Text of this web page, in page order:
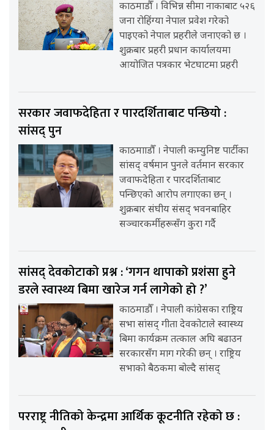
काठमाडौँ । विभिन्न सीमा नाकाबाट ५२६
जना रोहिंग्या नेपाल प्रवेश गरेको
पाइएको नेपाल प्रहरीले जनाएको छ ।
शुक्रबार प्रहरी प्रधान कार्यालयमा
आयोजित पत्रकार भेटघाटमा प्रहरी
सरकार जवाफदेहिता र पारदर्शिताबाट पन्छियो :
सांसद् पुन
काठमााडौँ । नेपाली कम्युनिष्ट पार्टीका
सांसद् वर्षमान पुनले वर्तमान सरकार
जवाफदेहिता र पारदर्शिताबाट
पन्छिएको आरोप लगाएका छन् ।
शुक्रबार संघीय संसद् भवनबाहिर
सञ्चारकर्मीहरूसँग कुरा गर्दै
सांसद् देवकोटाको प्रश्न : ‘गगन थापाको प्रशंसा हुने
डरले स्वास्थ्य बिमा खारेज गर्न लागेको हो ?’
काठमाडौँ । नेपाली कांग्रेसका राष्ट्रिय
सभा सांसद् गीता देवकोटाले स्वास्थ्य
बिमा कार्यक्रम तत्काल अघि बढाउन
सरकारसँग माग गरेकी छन् । राष्ट्रिय
सभाको बैठकमा बोल्दै सांसद्
परराष्ट्र नीतिको केन्द्रमा आर्थिक कूटनीति रहेको छ :